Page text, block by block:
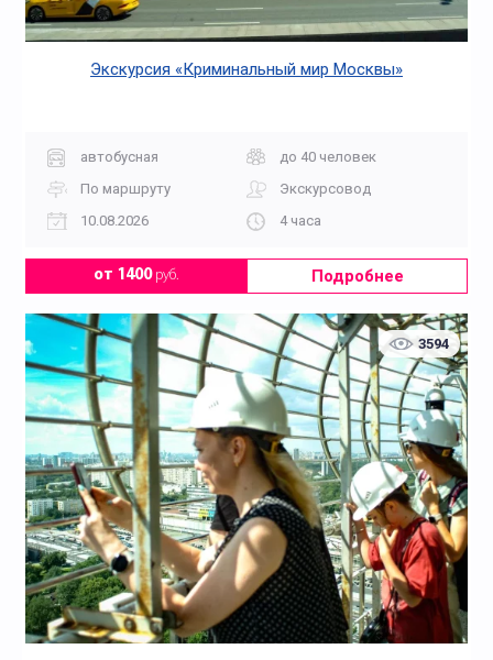
Экскурсия «Криминальный мир Москвы»
автобусная
до 40 человек
По маршруту
Экскурсовод
10.08.2026
4 часа
от 1400руб. Подробнее
3594